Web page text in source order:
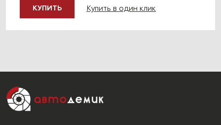
КУПИТЬ Купить в один клик